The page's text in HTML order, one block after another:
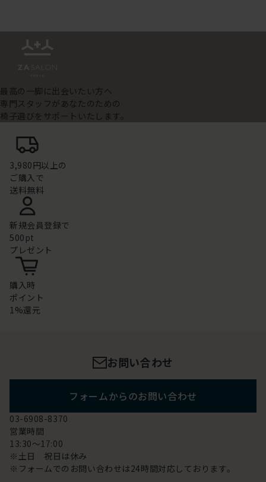
最高の一脚に出会いたい方へ
専門スタッフがあなたのための
椅子選びをサポートいたします。
3,980円以上の
ご購入で
送料無料
新規会員登録で
500pt
プレゼント
購入時
ポイント
1%還元
お問い合わせ
フォームからのお問い合わせ
03-6908-8370
営業時間
13:30～17:00
※土日 祝日は休み
※フォームでのお問い合わせは24時間対応しております。